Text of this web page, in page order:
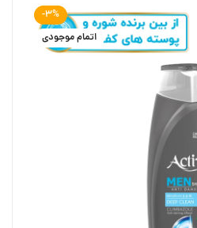
-3%
اتمام موجودی